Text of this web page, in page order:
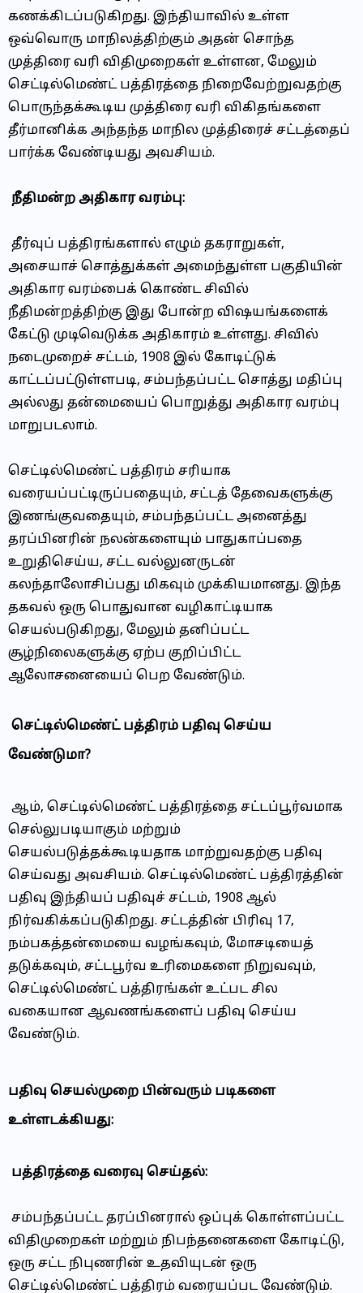
கணக்கிடப்படுகிறது. இந்தியாவில் உள்ள
ஒவ்வொரு மாநிலத்திற்கும் அதன் சொந்த
முத்திரை வரி விதிமுறைகள் உள்ளன, மேலும்
செட்டில்மெண்ட் பத்திரத்தை நிறைவேற்றுவதற்கு
பொருந்தக்கூடிய முத்திரை வரி விகிதங்களை
தீர்மானிக்க அந்தந்த மாநில முத்திரைச் சட்டத்தைப்
பார்க்க வேண்டியது அவசியம்.
நீதிமன்ற அதிகார வரம்பு:
தீர்வுப் பத்திரங்களால் எழும் தகராறுகள்,
அசையாச் சொத்துக்கள் அமைந்துள்ள பகுதியின்
அதிகார வரம்பைக் கொண்ட சிவில்
நீதிமன்றத்திற்கு இது போன்ற விஷயங்களைக்
கேட்டு முடிவெடுக்க அதிகாரம் உள்ளது. சிவில்
நடைமுறைச் சட்டம், 1908 இல் கோடிட்டுக்
காட்டப்பட்டுள்ளபடி, சம்பந்தப்பட்ட சொத்து மதிப்பு
அல்லது தன்மையைப் பொறுத்து அதிகார வரம்பு
மாறுபடலாம்.
செட்டில்மெண்ட் பத்திரம் சரியாக
வரையப்பட்டிருப்பதையும், சட்டத் தேவைகளுக்கு
இணங்குவதையும், சம்பந்தப்பட்ட அனைத்து
தரப்பினரின் நலன்களையும் பாதுகாப்பதை
உறுதிசெய்ய, சட்ட வல்லுனருடன்
கலந்தாலோசிப்பது மிகவும் முக்கியமானது. இந்த
தகவல் ஒரு பொதுவான வழிகாட்டியாக
செயல்படுகிறது, மேலும் தனிப்பட்ட
சூழ்நிலைகளுக்கு ஏற்ப குறிப்பிட்ட
ஆலோசனையைப் பெற வேண்டும்.
செட்டில்மெண்ட் பத்திரம் பதிவு செய்ய
வேண்டுமா?
ஆம், செட்டில்மெண்ட் பத்திரத்தை சட்டப்பூர்வமாக
செல்லுபடியாகும் மற்றும்
செயல்படுத்தக்கூடியதாக மாற்றுவதற்கு பதிவு
செய்வது அவசியம். செட்டில்மெண்ட் பத்திரத்தின்
பதிவு இந்தியப் பதிவுச் சட்டம், 1908 ஆல்
நிர்வகிக்கப்படுகிறது. சட்டத்தின் பிரிவு 17,
நம்பகத்தன்மையை வழங்கவும், மோசடியைத்
தடுக்கவும், சட்டபூர்வ உரிமைகளை நிறுவவும்,
செட்டில்மெண்ட் பத்திரங்கள் உட்பட சில
வகையான ஆவணங்களைப் பதிவு செய்ய
வேண்டும்.
பதிவு செயல்முறை பின்வரும் படிகளை
உள்ளடக்கியது:
பத்திரத்தை வரைவு செய்தல்:
சம்பந்தப்பட்ட தரப்பினரால் ஒப்புக் கொள்ளப்பட்ட
விதிமுறைகள் மற்றும் நிபந்தனைகளை கோடிட்டு,
ஒரு சட்ட நிபுணரின் உதவியுடன் ஒரு
செட்டில்மெண்ட் பத்திரம் வரையப்பட வேண்டும்.